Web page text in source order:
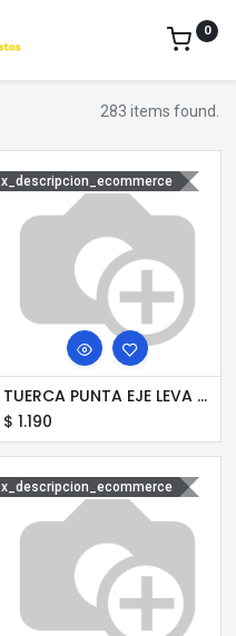
0
283 items found.
TUERCA PUNTA EJE LEVA 1200 R24
$ 1.190
x_descripcion_ecommerce
x_descripcion_ecommerce